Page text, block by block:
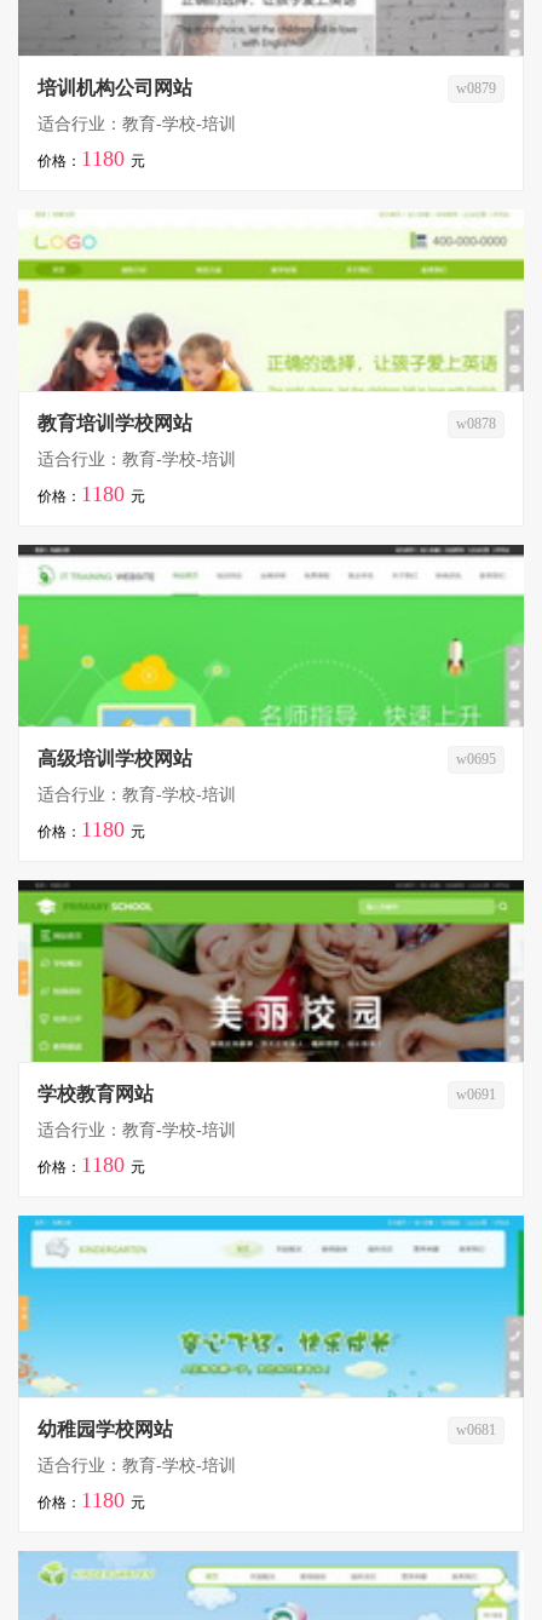
培训机构公司网站 w0879
适合行业：教育-学校-培训
价格： 1180 元
教育培训学校网站 w0878
适合行业：教育-学校-培训
价格： 1180 元
高级培训学校网站 w0695
适合行业：教育-学校-培训
价格： 1180 元
学校教育网站 w0691
适合行业：教育-学校-培训
价格： 1180 元
幼稚园学校网站 w0681
适合行业：教育-学校-培训
价格： 1180 元